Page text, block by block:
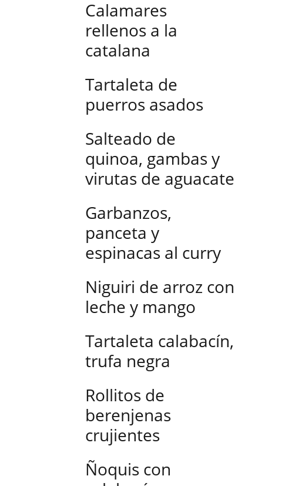
Calamares
rellenos a la
catalana
Tartaleta de
puerros asados
Salteado de
quinoa, gambas y
virutas de aguacate
Garbanzos,
panceta y
espinacas al curry
Niguiri de arroz con
leche y mango
Tartaleta calabacín,
trufa negra
Rollitos de
berenjenas
crujientes
Ñoquis con